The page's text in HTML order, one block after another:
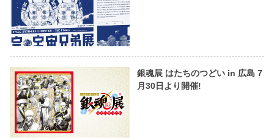
銀魂展 はたちのつどい in 広島 7
月30日より開催!